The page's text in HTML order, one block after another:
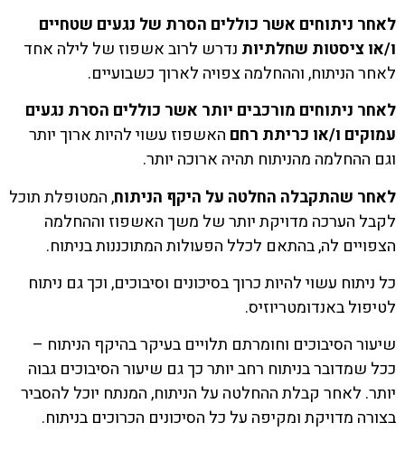
לאחר ניתוחים אשר כוללים הסרת של נגעים שטחיים
ו/או ציסטות שחלתיות נדרש לרוב אשפוז של לילה אחד
לאחר הניתוח, וההחלמה צפויה לארוך כשבועיים.
לאחר ניתוחים מורכבים יותר אשר כוללים הסרת נגעים
עמוקים ו/או כריתת רחם האשפוז עשוי להיות ארוך יותר
וגם ההחלמה מהניתוח תהיה ארוכה יותר.
לאחר שהתקבלה החלטה על היקף הניתוח, המטופלת תוכל
לקבל הערכה מדויקת יותר של משך האשפוז וההחלמה
הצפויים לה, בהתאם לכלל הפעולות המתוכננות בניתוח.
כל ניתוח עשוי להיות כרוך בסיכונים וסיבוכים, וכך גם ניתוח
לטיפול באנדומטריוזיס.
שיעור הסיבוכים וחומרתם תלויים בעיקר בהיקף הניתוח –
ככל שמדובר בניתוח רחב יותר כך גם שיעור הסיבוכים גבוה
יותר. לאחר קבלת ההחלטה על הניתוח, המנתח יוכל להסביר
בצורה מדויקת ומקיפה על כל הסיכונים הכרוכים בניתוח.